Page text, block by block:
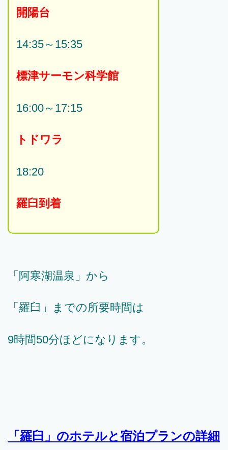
開陽台
14:35～15:35
標津サーモン科学館
16:00～17:15
トドワラ
18:20
羅臼到着
「阿寒湖温泉」から
「羅臼」までの所要時間は
9時間50分ほどになります。
「羅臼」のホテルと宿泊プランの詳細